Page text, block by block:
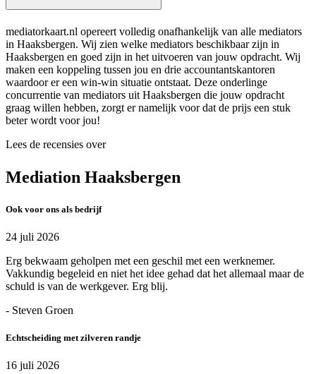
mediatorkaart.nl opereert volledig onafhankelijk van alle mediators
in Haaksbergen. Wij zien welke mediators beschikbaar zijn in
Haaksbergen en goed zijn in het uitvoeren van jouw opdracht. Wij
maken een koppeling tussen jou en drie accountantskantoren
waardoor er een win-win situatie ontstaat. Deze onderlinge
concurrentie van mediators uit Haaksbergen die jouw opdracht
graag willen hebben, zorgt er namelijk voor dat de prijs een stuk
beter wordt voor jou!
Lees de recensies over
Mediation Haaksbergen
Ook voor ons als bedrijf
24 juli 2026
Erg bekwaam geholpen met een geschil met een werknemer.
Vakkundig begeleid en niet het idee gehad dat het allemaal maar de
schuld is van de werkgever. Erg blij.
- Steven Groen
Echtscheiding met zilveren randje
16 juli 2026